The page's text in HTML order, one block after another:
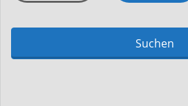
Suchen